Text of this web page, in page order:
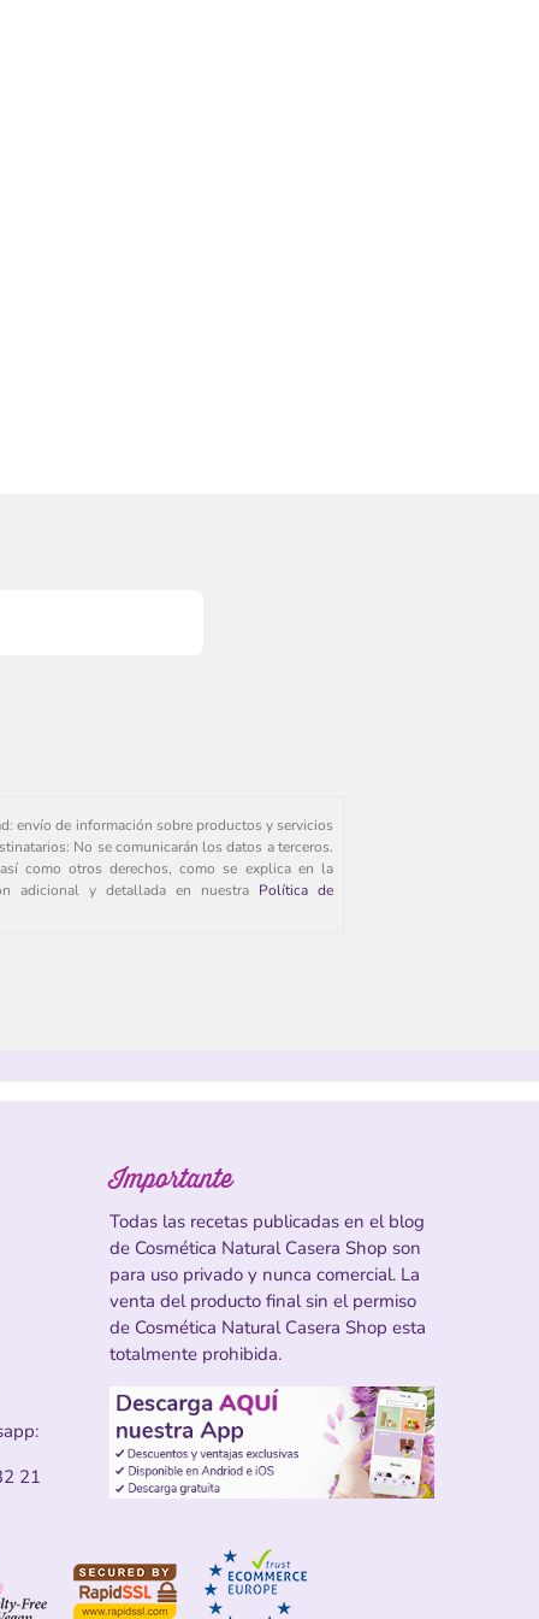
envío de información sobre productos y servicios
No se comunicarán los datos a terceros.
como otros derechos, como se explica en la
adicional y detallada en nuestra Política de
21
Importante
Todas las recetas publicadas en el blog
de Cosmética Natural Casera Shop son
para uso privado y nunca comercial. La
venta del producto final sin el permiso
de Cosmética Natural Casera Shop esta
totalmente prohibida.